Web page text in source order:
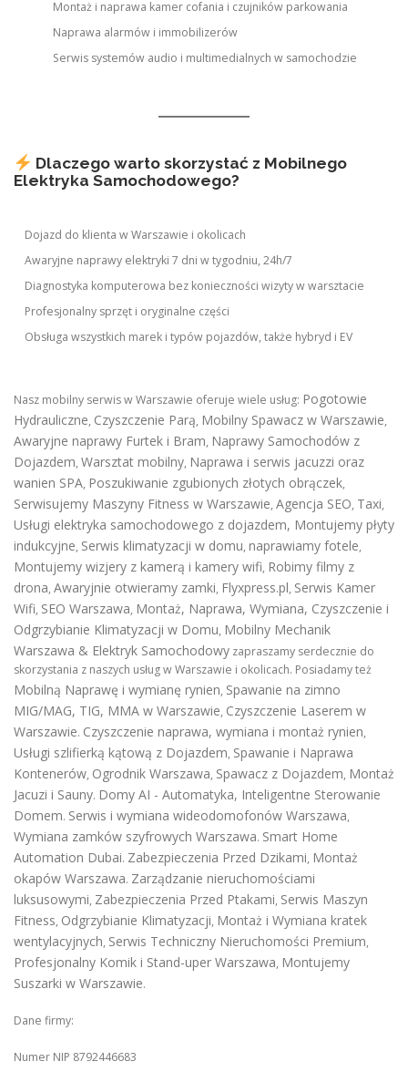
Montaż i naprawa kamer cofania i czujników parkowania
Naprawa alarmów i immobilizerów
Serwis systemów audio i multimedialnych w samochodzie
Dlaczego warto skorzystać z Mobilnego
Elektryka Samochodowego?
Dojazd do klienta w Warszawie i okolicach
Awaryjne naprawy elektryki 7 dni w tygodniu, 24h/7
Diagnostyka komputerowa bez konieczności wizyty w warsztacie
Profesjonalny sprzęt i oryginalne części
Obsługa wszystkich marek i typów pojazdów, także hybryd i EV
Nasz mobilny serwis w Warszawie oferuje wiele usług: Pogotowie
Hydrauliczne, Czyszczenie Parą, Mobilny Spawacz w Warszawie,
Awaryjne naprawy Furtek i Bram, Naprawy Samochodów z
Dojazdem, Warsztat mobilny, Naprawa i serwis jacuzzi oraz
wanien SPA, Poszukiwanie zgubionych złotych obrączek,
Serwisujemy Maszyny Fitness w Warszawie, Agencja SEO, Taxi,
Usługi elektryka samochodowego z dojazdem, Montujemy płyty
indukcyjne, Serwis klimatyzacji w domu, naprawiamy fotele,
Montujemy wizjery z kamerą i kamery wifi, Robimy filmy z
drona, Awaryjnie otwieramy zamki, Flyxpress.pl, Serwis Kamer
Wifi, SEO Warszawa, Montaż, Naprawa, Wymiana, Czyszczenie i
Odgrzybianie Klimatyzacji w Domu, Mobilny Mechanik
Warszawa & Elektryk Samochodowy zapraszamy serdecznie do
skorzystania z naszych usług w Warszawie i okolicach. Posiadamy też
Mobilną Naprawę i wymianę rynien, Spawanie na zimno
MIG/MAG, TIG, MMA w Warszawie, Czyszczenie Laserem w
Warszawie. Czyszczenie naprawa, wymiana i montaż rynien,
Usługi szlifierką kątową z Dojazdem, Spawanie i Naprawa
Kontenerów, Ogrodnik Warszawa, Spawacz z Dojazdem, Montaż
Jacuzi i Sauny. Domy AI - Automatyka, Inteligentne Sterowanie
Domem. Serwis i wymiana wideodomofonów Warszawa,
Wymiana zamków szyfrowych Warszawa. Smart Home
Automation Dubai. Zabezpieczenia Przed Dzikami, Montaż
okapów Warszawa. Zarządzanie nieruchomościami
luksusowymi, Zabezpieczenia Przed Ptakami, Serwis Maszyn
Fitness, Odgrzybianie Klimatyzacji, Montaż i Wymiana kratek
wentylacyjnych, Serwis Techniczny Nieruchomości Premium,
Profesjonalny Komik i Stand-uper Warszawa, Montujemy
Suszarki w Warszawie.
Dane firmy:
Numer NIP 8792446683